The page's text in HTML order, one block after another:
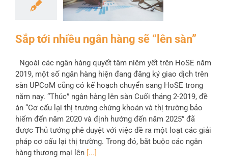
Sắp tới nhiều ngân hàng sẽ “lên sàn”
Ngoài các ngân hàng quyết tâm niêm yết trên HoSE năm
2019, một số ngân hàng hiện đang đăng ký giao dịch trên
sàn UPCoM cũng có kế hoạch chuyển sang HoSE trong
năm nay. “Thúc” ngân hàng lên sàn Cuối tháng 2-2019, đề
án “Cơ cấu lại thị trường chứng khoán và thị trường bảo
hiểm đến năm 2020 và định hướng đến năm 2025” đã
được Thủ tướng phê duyệt với việc đề ra một loạt các giải
pháp cơ cấu lại thị trường. Trong đó, bắt buộc các ngân
hàng thương mại lên [...]